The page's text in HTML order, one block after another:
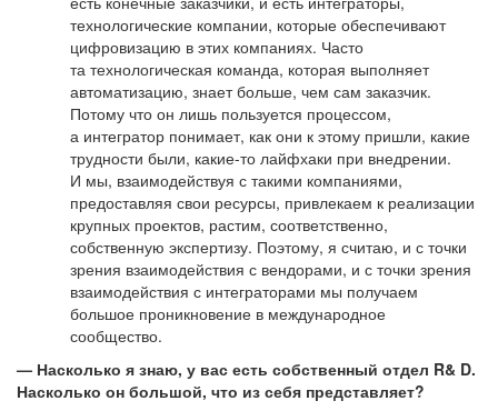
технологические компании, которые обеспечивают
цифровизацию в этих компаниях. Часто
та технологическая команда, которая выполняет
автоматизацию, знает больше, чем сам заказчик.
Потому что он лишь пользуется процессом,
а интегратор понимает, как они к этому пришли, какие
трудности были, какие-то лайфхаки при внедрении.
И мы, взаимодействуя с такими компаниями,
предоставляя свои ресурсы, привлекаем к реализации
крупных проектов, растим, соответственно,
собственную экспертизу. Поэтому, я считаю, и с точки
зрения взаимодействия с вендорами, и с точки зрения
взаимодействия с интеграторами мы получаем
большое проникновение в международное
сообщество.
— Насколько я знаю, у вас есть собственный отдел R& D.
Насколько он большой, что из себя представляет?